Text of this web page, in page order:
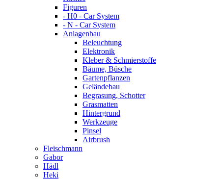
Figuren
- H0 - Car System
- N - Car System
Anlagenbau
Beleuchtung
Elektronik
Kleber & Schmierstoffe
Bäume, Büsche
Gartenpflanzen
Geländebau
Begrasung, Schotter
Grasmatten
Hintergrund
Werkzeuge
Pinsel
Airbrush
Fleischmann
Gabor
Hädl
Heki